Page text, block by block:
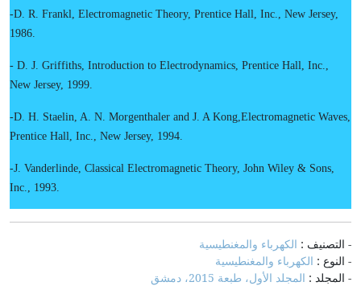
-D. R. Frankl, Electromagnetic Theory, Prentice Hall, Inc., New Jersey,
1986.
- D. J. Griffiths, Introduction to Electrodynamics, Prentice Hall, Inc.,
New Jersey, 1999.
-D. H. Staelin, A. N. Morgenthaler and J. A Kong,Electromagnetic Waves,
Prentice Hall, Inc., New Jersey, 1994.
-J. Vanderlinde, Classical Electromagnetic Theory, John Wiley & Sons,
Inc., 1993.
- التصنيف : الكهرباء والمغنطيسية
- النوع : الكهرباء والمغنطيسية
- المجلد : المجلد الأول، طبعة 2015، دمشق